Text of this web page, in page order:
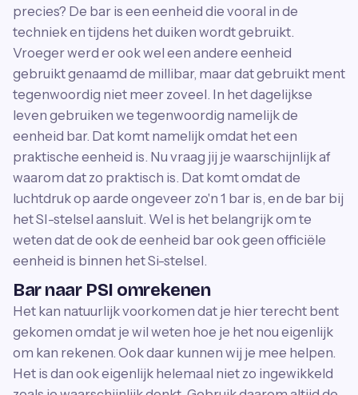
precies? De bar is een eenheid die vooral in de
techniek en tijdens het duiken wordt gebruikt.
Vroeger werd er ook wel een andere eenheid
gebruikt genaamd de millibar, maar dat gebruikt ment
tegenwoordig niet meer zoveel. In het dagelijkse
leven gebruiken we tegenwoordig namelijk de
eenheid bar. Dat komt namelijk omdat het een
praktische eenheid is. Nu vraag jij je waarschijnlijk af
waarom dat zo praktisch is. Dat komt omdat de
luchtdruk op aarde ongeveer zo'n 1 bar is, en de bar bij
het SI-stelsel aansluit. Wel is het belangrijk om te
weten dat de ook de eenheid bar ook geen officiële
eenheid is binnen het Si-stelsel.
Bar naar PSI omrekenen
Het kan natuurlijk voorkomen dat je hier terecht bent
gekomen omdat je wil weten hoe je het nou eigenlijk
om kan rekenen. Ook daar kunnen wij je mee helpen.
Het is dan ook eigenlijk helemaal niet zo ingewikkeld